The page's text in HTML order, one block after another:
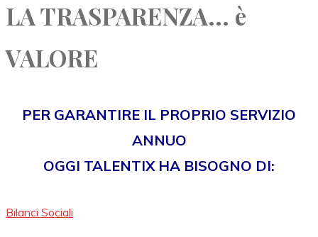
LA TRASPARENZA... è
VALORE
PER GARANTIRE IL PROPRIO SERVIZIO
ANNUO
OGGI TALENTIX HA BISOGNO DI:
Bilanci Sociali